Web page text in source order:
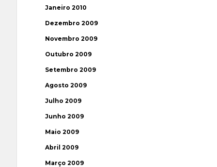
Janeiro 2010
Dezembro 2009
Novembro 2009
Outubro 2009
Setembro 2009
Agosto 2009
Julho 2009
Junho 2009
Maio 2009
Abril 2009
Março 2009